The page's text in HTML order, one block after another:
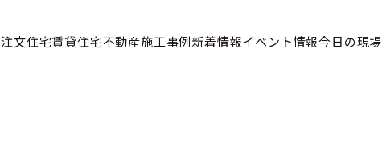
注文住宅賃貸住宅不動産施工事例新着情報イベント情報今日の現場